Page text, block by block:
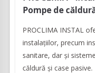
Pompe de
PROCLIMA INSTAL
instalațiilor, precum
sanitare, dar și
căldură și case